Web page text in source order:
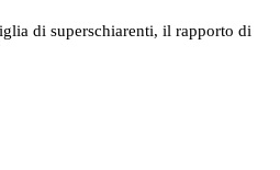
di superschiarenti, il rapporto di